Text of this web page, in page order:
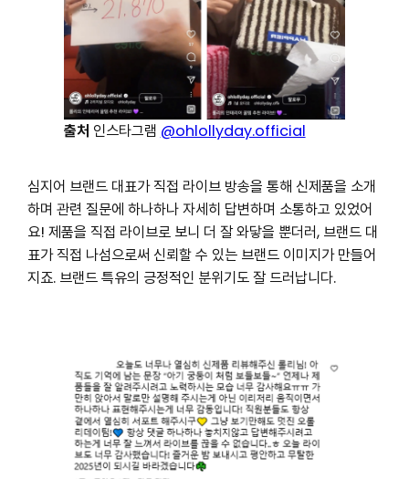
출처 인스타그램 @ohlollyday.official
심지어 브랜드 대표가 직접 라이브 방송을 통해 신제품을 소개
하며 관련 질문에 하나하나 자세히 답변하며 소통하고 있었어
요! 제품을 직접 라이브로 보니 더 잘 와닿을 뿐더러, 브랜드 대
표가 직접 나섬으로써 신뢰할 수 있는 브랜드 이미지가 만들어
지죠. 브랜드 특유의 긍정적인 분위기도 잘 드러납니다.